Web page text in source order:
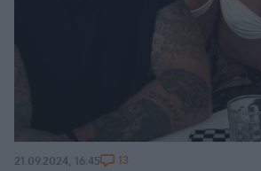
21.09.2024, 16:45 13